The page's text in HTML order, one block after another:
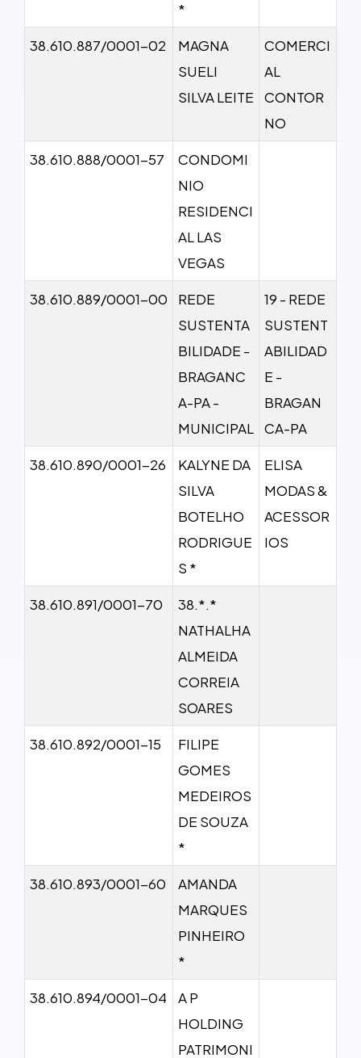
*
38.610.887/0001-02
MAGNA
SUELI
SILVA LEITE
COMERCI
AL
CONTOR
NO
38.610.888/0001-57
CONDOMI
NIO
RESIDENCI
AL LAS
VEGAS
38.610.889/0001-00
REDE
SUSTENTA
BILIDADE -
BRAGANC
A-PA -
MUNICIPAL
19 - REDE
SUSTENT
ABILIDAD
E -
BRAGAN
CA-PA
38.610.890/0001-26
KALYNE DA
SILVA
BOTELHO
RODRIGUE
S *
ELISA
MODAS &
ACESSOR
IOS
38.610.891/0001-70
38.*.*
NATHALHA
ALMEIDA
CORREIA
SOARES
38.610.892/0001-15
FILIPE
GOMES
MEDEIROS
DE SOUZA
*
38.610.893/0001-60
AMANDA
MARQUES
PINHEIRO
*
38.610.894/0001-04
A P
HOLDING
PATRIMONI